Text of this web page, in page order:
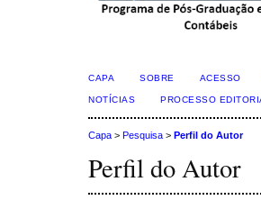
CAPA SOBRE ACESSO
NOTÍCIAS PROCESSO
Capa > Pesquisa > Perfil do Autor
Perfil do Autor